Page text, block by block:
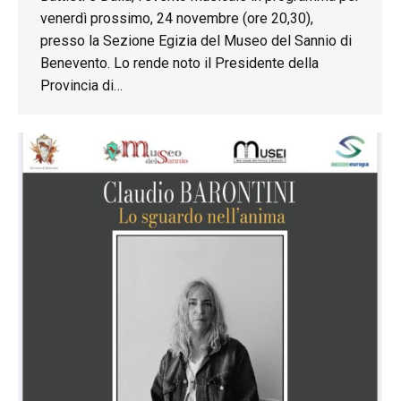
venerdì prossimo, 24 novembre (ore 20,30),
presso la Sezione Egizia del Museo del Sannio di
Benevento. Lo rende noto il Presidente della
Provincia di…